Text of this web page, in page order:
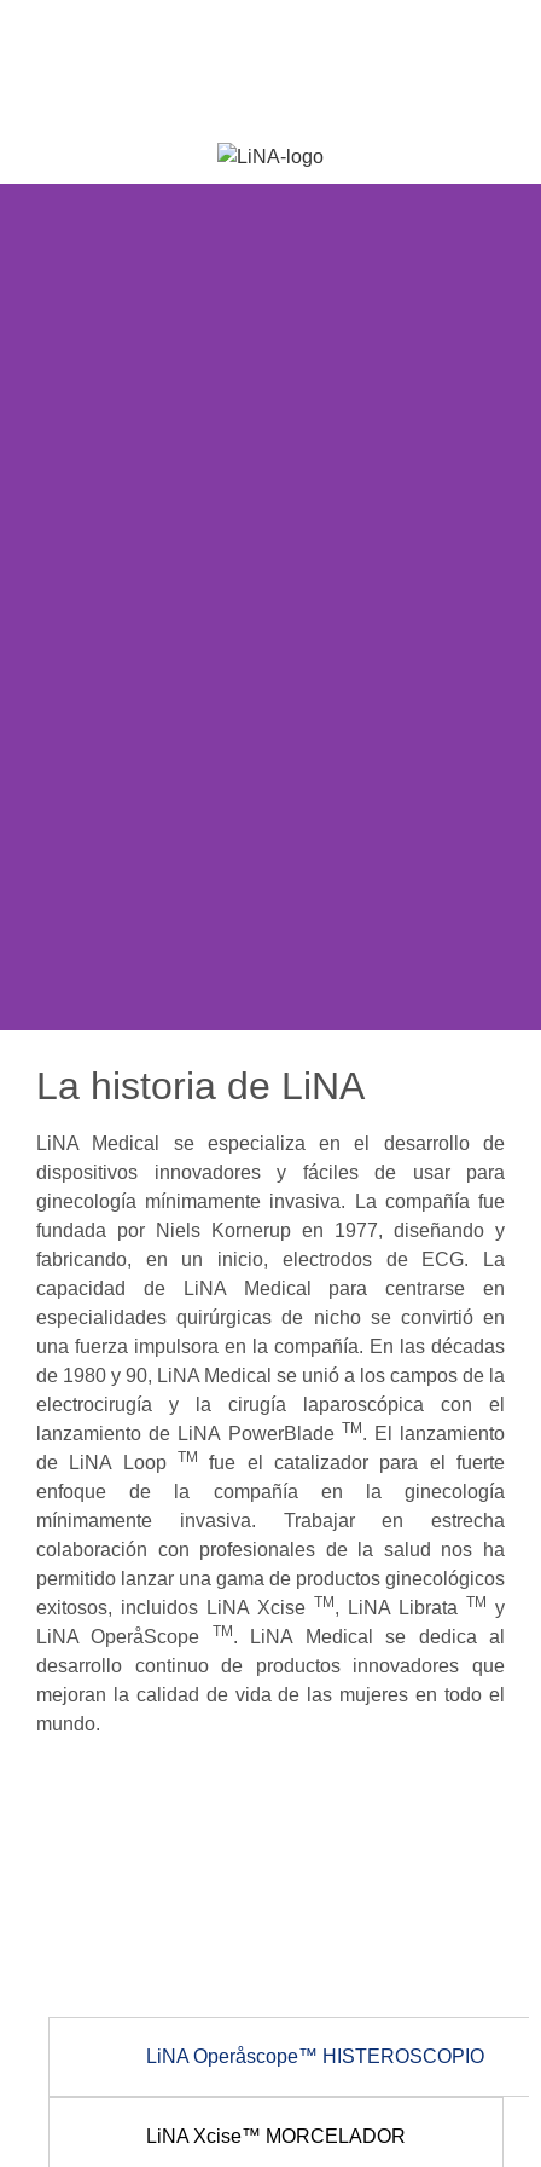
LiNA Medical
TECNOLOGÍA QUIRÚRGICA
SENCILLA PARA
UNA MEJOR ATENCIÓN AL
PACIENTE.
La historia de LiNA
LiNA Medical se especializa en el desarrollo de
dispositivos innovadores y fáciles de usar para
ginecología mínimamente invasiva. La compañía fue
fundada por Niels Kornerup en 1977, diseñando y
fabricando, en un inicio, electrodos de ECG. La
capacidad de LiNA Medical para centrarse en
especialidades quirúrgicas de nicho se convirtió en
una fuerza impulsora en la compañía. En las décadas
de 1980 y 90, LiNA Medical se unió a los campos de la
electrocirugía y la cirugía laparoscópica con el
lanzamiento de LiNA PowerBlade TM. El lanzamiento
de LiNA Loop
TM
fue el catalizador para el fuerte
enfoque de la compañía en la ginecología
mínimamente invasiva. Trabajar en estrecha
colaboración con profesionales de la salud nos ha
permitido lanzar una gama de productos ginecológicos
exitosos, incluidos LiNA Xcise TM, LiNA Librata TM y
LiNA OperåScope
TM. LiNA Medical se dedica al
desarrollo continuo de productos innovadores que
mejoran la calidad de vida de las mujeres en todo el
mundo.
LiNA Operåscope™ HISTEROSCOPIO
LiNA Xcise™ MORCELADOR